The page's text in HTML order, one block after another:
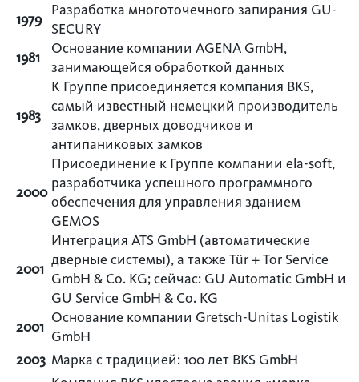
1979
Разработка многоточечного запирания GU-
SECURY
1981
Основание компании AGENA GmbH,
занимающейся обработкой данных
1983
К Группе присоединяется компания BKS,
самый известный немецкий производитель
замков, дверных доводчиков и
антипаниковых замков
2000
Присоединение к Группе компании ela-soft,
разработчика успешного программного
обеспечения для управления зданием
GEMOS
2001
Интеграция ATS GmbH (автоматические
дверные системы), а также Tür + Tor Service
GmbH & Co. KG; сейчас: GU Automatic GmbH и
GU Service GmbH & Co. KG
2001
Основание компании Gretsch­-Unitas Logistik
GmbH
2003 Марка с традицией: 100 лет BKS GmbH